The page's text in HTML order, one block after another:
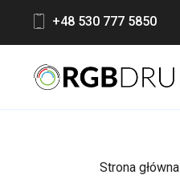
content
+48 530 777 5850
Strona główna